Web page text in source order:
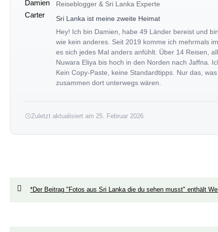
Reiseblogger & Sri Lanka Experte
Sri Lanka ist meine zweite Heimat
Hey! Ich bin Damien, habe 49 Länder bereist und
wie kein anderes. Seit 2019 komme ich mehrmals
es sich jedes Mal anders anfühlt. Über 14 Reisen,
Nuwara Eliya bis hoch in den Norden nach Jaffna.
Kein Copy-Paste, keine Standardtipps. Nur das,
zusammen dort unterwegs wären.
Zuletzt aktualisiert am 25. Februar 2026
*Der Beitrag "Fotos aus Sri Lanka die du sehen musst" enthält